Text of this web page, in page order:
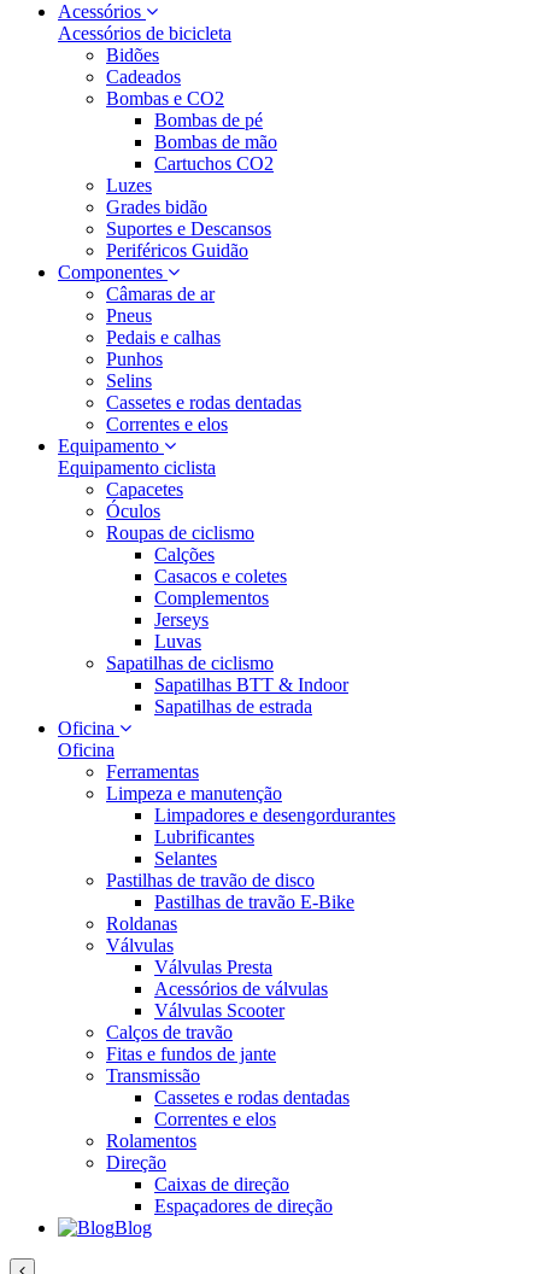
Acessórios
Acessórios de bicicleta
Bidões
Cadeados
Bombas e CO2
Bombas de pé
Bombas de mão
Cartuchos CO2
Luzes
Grades bidão
Suportes e Descansos
Periféricos Guidão
Componentes
Câmaras de ar
Pneus
Pedais e calhas
Punhos
Selins
Cassetes e rodas dentadas
Correntes e elos
Equipamento
Equipamento ciclista
Capacetes
Óculos
Roupas de ciclismo
Calções
Casacos e coletes
Complementos
Jerseys
Luvas
Sapatilhas de ciclismo
Sapatilhas BTT & Indoor
Sapatilhas de estrada
Oficina
Oficina
Ferramentas
Limpeza e manutenção
Limpadores e desengordurantes
Lubrificantes
Selantes
Pastilhas de travão de disco
Pastilhas de travão E-Bike
Roldanas
Válvulas
Válvulas Presta
Acessórios de válvulas
Válvulas Scooter
Calços de travão
Fitas e fundos de jante
Transmissão
Cassetes e rodas dentadas
Correntes e elos
Rolamentos
Direção
Caixas de direção
Espaçadores de direção
Blog